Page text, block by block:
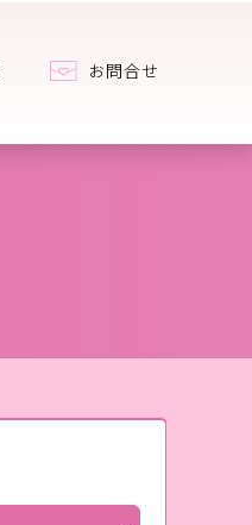
お問合せ